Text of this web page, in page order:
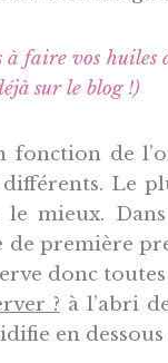
à faire vos
sur le blog !)
fonction de
Le
le mieux.
de première
donc toutes
? àl’abri
en dessous